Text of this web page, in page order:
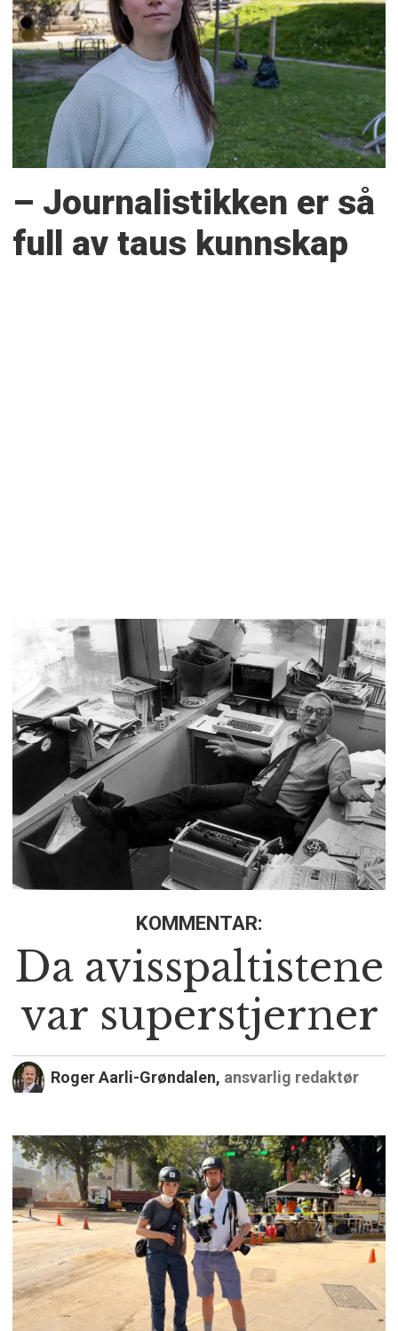
– Journalistikken er så
full av taus kunnskap
KOMMENTAR:
Da avisspaltistene
var superstjerner
Roger Aarli-Grøndalen, ansvarlig redaktør